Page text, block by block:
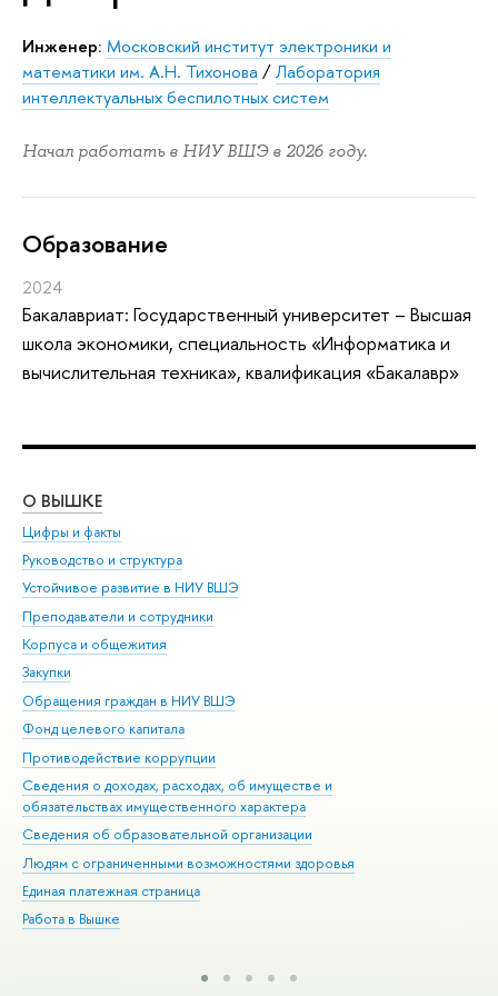
Инженер: Московский институт электроники и
математики им. А.Н. Тихонова /Лаборатория
интеллектуальных беспилотных систем
Начал работать в НИУ ВШЭ в 2026 году.
Oбразование
2024
Бакалавриат: Государственный университет – Высшая
школа экономики, специальность «Информатика и
вычислительная техника», квалификация «Бакалавр»
О ВЫШКЕ
Цифры и факты
Руководство и структура
Устойчивое развитие в НИУ ВШЭ
Преподаватели и сотрудники
Корпуса и общежития
Закупки
Обращения граждан в НИУ ВШЭ
Фонд целевого капитала
Противодействие коррупции
Сведения о доходах, расходах, об имуществе и
обязательствах имущественного характера
Сведения об образовательной организации
Людям с ограниченными возможностями здоровья
Единая платежная страница
Работа в Вышке